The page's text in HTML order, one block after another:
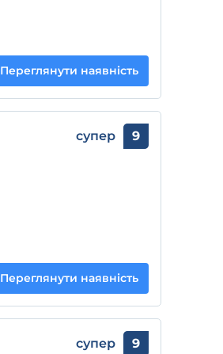
Переглянути наявність
супер 9
Переглянути наявність
супер 9